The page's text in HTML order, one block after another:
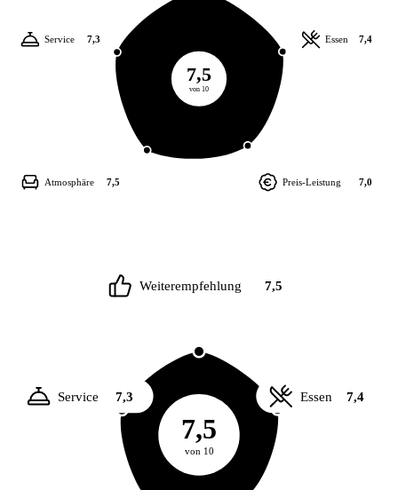
7,5
von 10
Essen 7,4
Preis-Leistung 7,0
Atmosphäre 7,5
Service 7,3
7,5
von 10
Weiterempfehlung 7,5
Essen 7,4
Service 7,3